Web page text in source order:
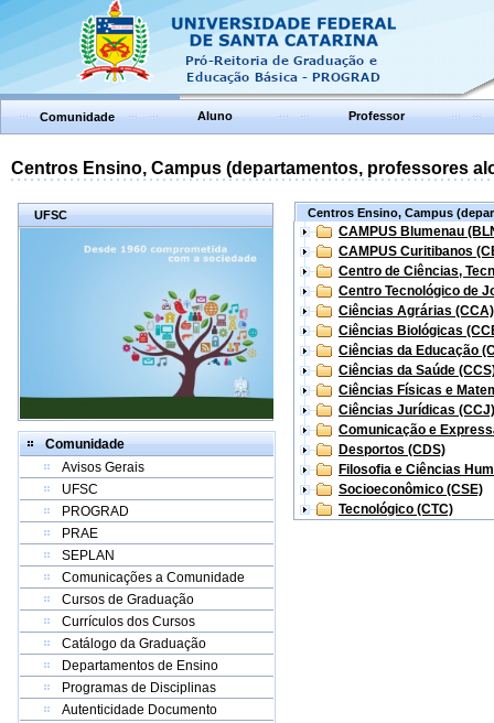
Comunidade Aluno Professor
Centros Ensino, Campus (departamentos, professores
UFSC
Comunidade
Avisos Gerais
UFSC
PROGRAD
PRAE
SEPLAN
Comunicações a Comunidade
Cursos de Graduação
Currículos dos Cursos
Catálogo da Graduação
Departamentos de Ensino
Programas de Disciplinas
Autenticidade Documento
Centros Ensino, Campus
CAMPUS Blumenau
CAMPUS Curitibanos
Centro de Ciências,
Centro Tecnológico de
Ciências Agrárias (CCA)
Ciências Biológicas
Ciências da Educação
Ciências da Saúde
Ciências Físicas e
Ciências Jurídicas (CCJ)
Comunicação e
Desportos (CDS)
Filosofia e Ciências
Socioeconômico (CSE)
Tecnológico (CTC)